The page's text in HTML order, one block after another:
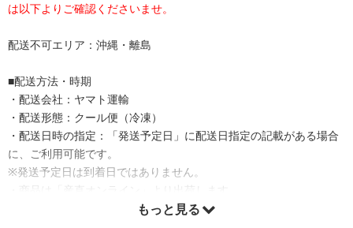
は以下よりご確認くださいませ。
配送不可エリア：沖縄・離島
■配送方法・時期
・配送会社：ヤマト運輸
・配送形態：クール便（冷凍）
・配送日時の指定：「発送予定日」に配送日指定の記載がある場合
に、ご利用可能です。
※発送予定日は到着日ではありません。
・商品は「産直オンライン」より出荷します。
もっと見る